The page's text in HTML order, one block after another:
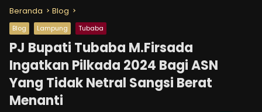
Beranda Blog
Blog Lampung Tubaba
PJ Bupati Tubaba M.Firsada
Ingatkan Pilkada 2024 Bagi ASN
Yang Tidak Netral Sangsi Berat
Menanti